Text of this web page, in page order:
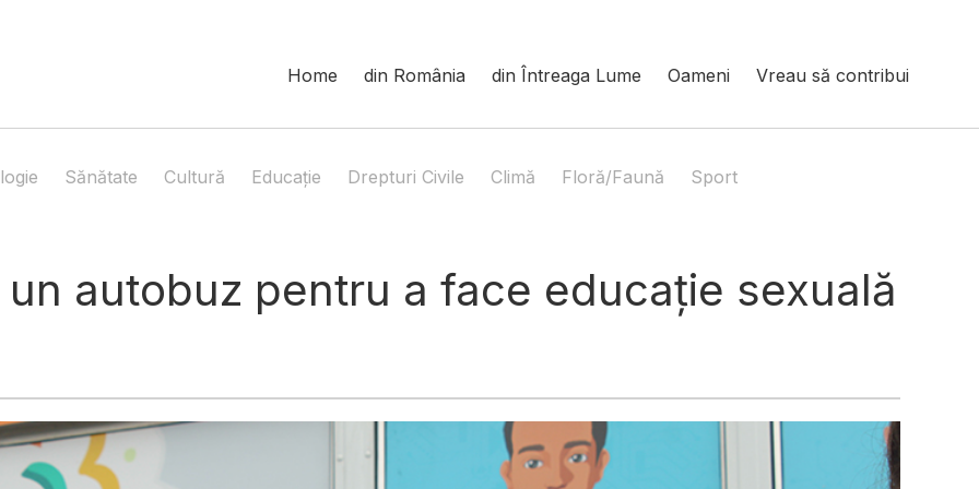
Home din România din Întreaga Lume Oameni Vreau să contribui
Sănătate Cultură Educație Drepturi Civile Climă Floră/Faună Sport
autobuz pentru a face educație sexuală